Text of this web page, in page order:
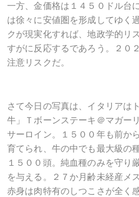
一方、金価格は１４５０ドル台
は徐々に安値圏を形成してゆく
クが現実化すれば、地政学的リ
すがに反応するであろう。２０
注意リスクだ。
さて今日の写真は、イタリアは
牛」Ｔボーンステーキ＠マガー
サーロイン。１５００年も前か
育てられ、牛の中でも最大級の
１５００頭。純血種のみを守り
を与える。２７か月齢未経産メ
赤身は肉特有のしつこさが全く